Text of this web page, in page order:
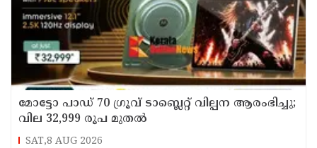
മോട്ടോ പാഡ് 70 ഗ്രൂവ് ടാബ്ലെറ്റ് വില്പന ആരംഭിച്ചു;
വില 32,999 രൂപ മുതൽ
SAT,8 AUG 2026